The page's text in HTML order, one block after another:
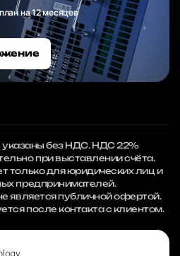
на 12 месяцев
указаны без НДС. НДС 22%
при выставлении счёта.
только для юридических лиц и
предпринимателей.
является публичной офертой.
после контакта с клиентом.